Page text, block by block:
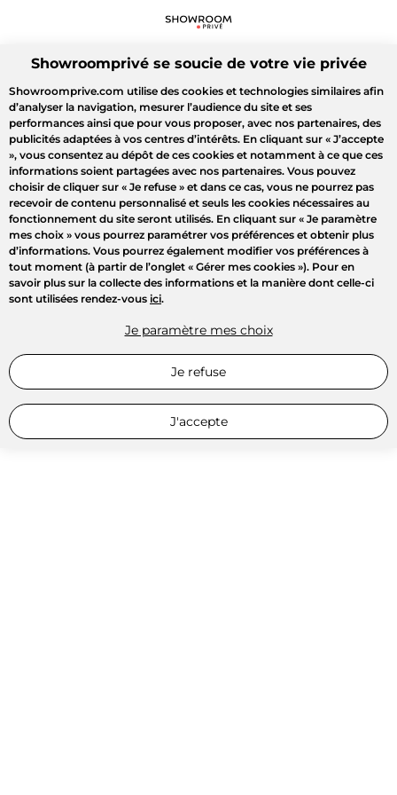
Showroomprivé se soucie de votre vie privée
Showroomprive.com utilise des cookies et technologies similaires afin
d’analyser la navigation, mesurer l’audience du site et ses
performances ainsi que pour vous proposer, avec nos partenaires, des
publicités adaptées à vos centres d’intérêts. En cliquant sur « J’accepte
», vous consentez au dépôt de ces cookies et notamment à ce que ces
informations soient partagées avec nos partenaires. Vous pouvez
choisir de cliquer sur « Je refuse » et dans ce cas, vous ne pourrez pas
recevoir de contenu personnalisé et seuls les cookies nécessaires au
fonctionnement du site seront utilisés. En cliquant sur « Je paramètre
mes choix » vous pourrez paramétrer vos préférences et obtenir plus
d’informations. Vous pourrez également modifier vos préférences à
tout moment (à partir de l’onglet « Gérer mes cookies »). Pour en
savoir plus sur la collecte des informations et la manière dont celle-ci
sont utilisées rendez-vous ici.
Je paramètre mes choix
Je refuse
J'accepte